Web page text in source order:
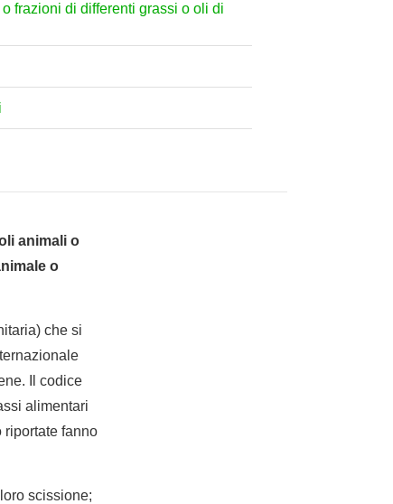
frazioni di differenti grassi o oli di
animali o
o
che si
Il codice
alimentari
riportate fanno
scissione;